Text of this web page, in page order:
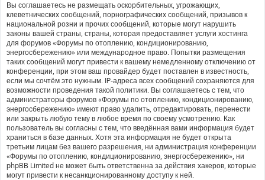
Вы соглашаетесь не размещать оскорбительных, угрожающих,
клеветнических сообщений, порнографических сообщений, призывов к
национальной розни и прочих сообщений, которые могут нарушить
законы вашей страны, страны, которая предоставляет услуги хостинга
для форумов «Форумы по отоплению, кондиционированию,
энергосбережению» или международное право. Попытки размещения
таких сообщений могут привести к вашему немедленному отключению от
конференции, при этом ваш провайдер будет поставлен в известность,
если мы сочтём это нужным. IP-адреса всех сообщений сохраняются для
возможности проведения такой политики. Вы соглашаетесь с тем, что
администраторы форумов «Форумы по отоплению, кондиционированию,
энергосбережению» имеют право удалить, отредактировать, перенести
или закрыть любую тему в любое время по своему усмотрению. Как
пользователь вы согласны с тем, что введённая вами информация будет
храниться в базе данных. Хотя эта информация не будет открыта
третьим лицам без вашего разрешения, ни администрация конференции
«Форумы по отоплению, кондиционированию, энергосбережению», ни
phpBB Limited не может быть ответственна за действия хакеров, которые
могут привести к несанкционированному доступу к ней.